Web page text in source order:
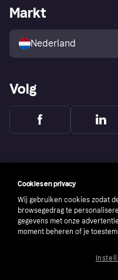
Winkeloverzicht
Kopersbescherming voor
consumenten
Zakelijke login
Markt
Nederland
Volg
Cookies en privacy
Wij gebruiken cookies zodat
browsegedrag te
gegevens met onze
moment beheren of je